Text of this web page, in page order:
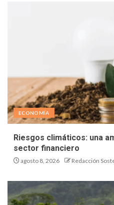
ECONOMÍA
Riesgos climáticos: una
sector financiero
agosto 8, 2026 Redacción